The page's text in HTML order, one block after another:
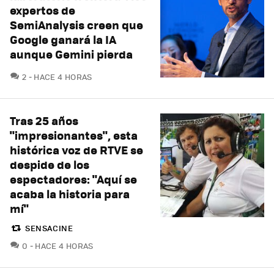
expertos de
SemiAnalysis creen que
Google ganará la IA
aunque Gemini pierda
2 COMENTARIOS
HACE 4 HORAS
Tras 25 años
"impresionantes", esta
histórica voz de RTVE se
despide de los
espectadores: "Aquí se
acaba la historia para
mí"
SENSACINE
0 COMENTARIOS
HACE 4 HORAS